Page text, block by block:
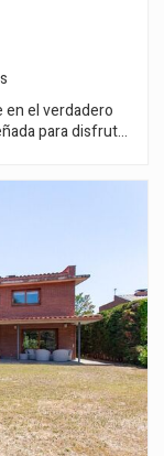
en el verdadero
y a compartir
piscina
exclusivo y
disfrutar
de solárium,
out y área de
al máximo el
el día a día. Un
y diferencia